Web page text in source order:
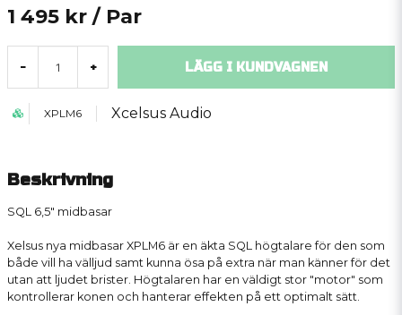
1 495 kr / Par
- + LÄGG I KUNDVAGNEN
XPLM6 Xcelsus Audio
Beskrivning
SQL 6,5" midbasar
Xelsus nya midbasar XPLM6 är en äkta SQL högtalare för den som
både vill ha välljud samt kunna ösa på extra när man känner för det
utan att ljudet brister. Högtalaren har en väldigt stor "motor" som
kontrollerar konen och hanterar effekten på ett optimalt sätt.